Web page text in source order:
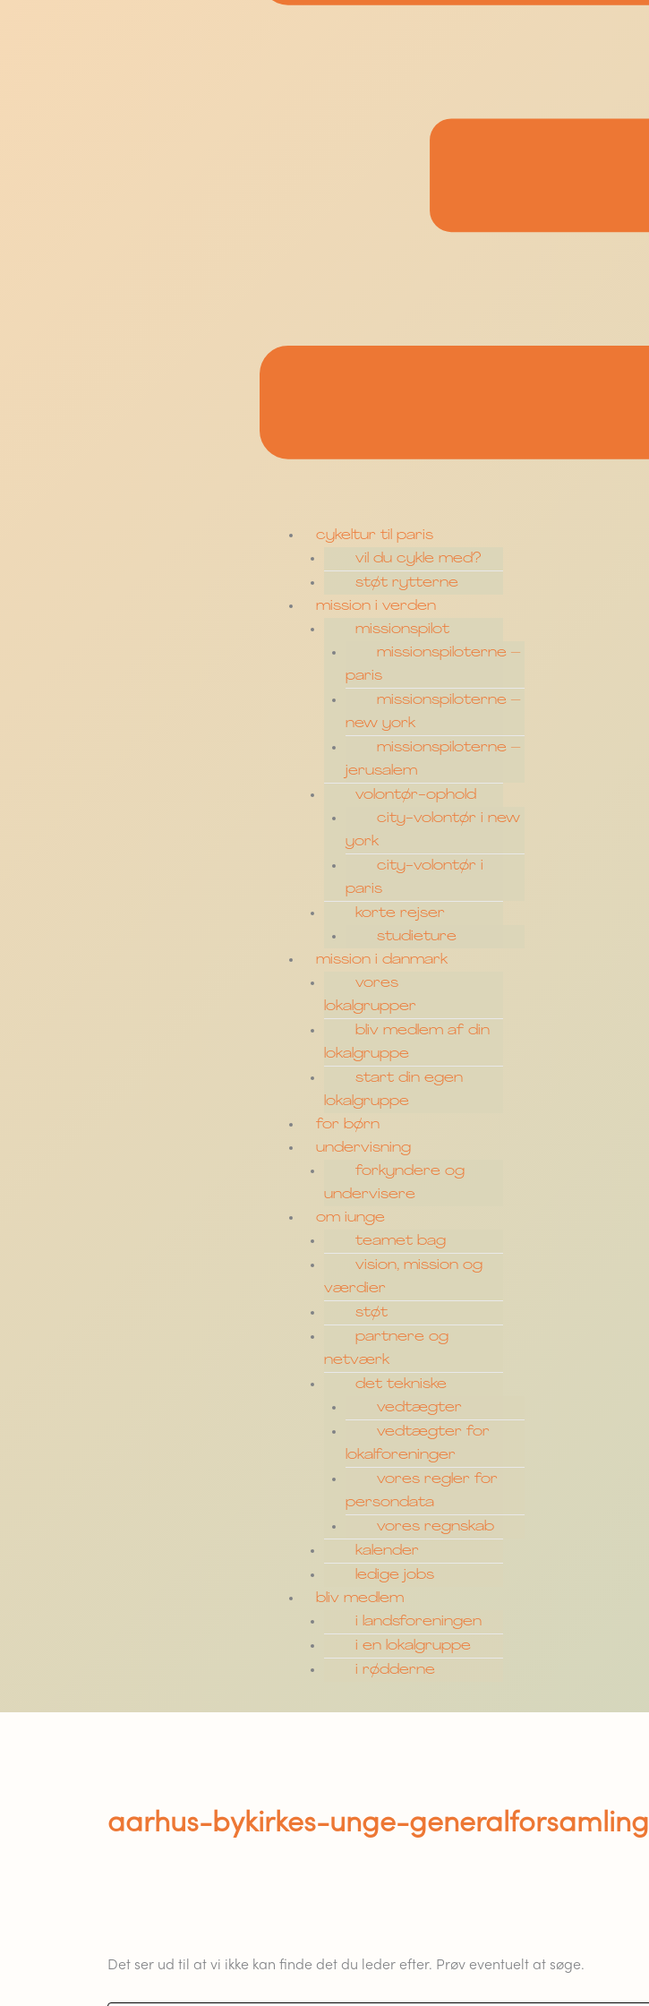
cykeltur til paris
vil du cykle med?
støt rytterne
mission i verden
missionspilot
missionspiloterne –
paris
missionspiloterne –
new york
missionspiloterne –
jerusalem
volontør-ophold
city-volontør i new
york
city-volontør i
paris
korte rejser
studieture
mission i danmark
vores
lokalgrupper
bliv medlem af din
lokalgruppe
start din egen
lokalgruppe
for børn
undervisning
forkyndere og
undervisere
om iunge
teamet bag
vision, mission og
værdier
støt
partnere og
netværk
det tekniske
vedtægter
vedtægter for
lokalforeninger
vores regler for
persondata
vores regnskab
kalender
ledige jobs
bliv medlem
i landsforeningen
i en lokalgruppe
i rødderne
aarhus-bykirkes-unge-generalforsamling
Det ser ud til at vi ikke kan finde det du leder efter. Prøv eventuelt at søge.